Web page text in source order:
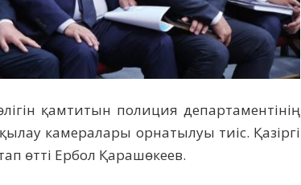
қамтитын полиция департаментінің
камералары орнатылуы тиіс. Қазіргі
өтті Ербол Қарашөкеев.